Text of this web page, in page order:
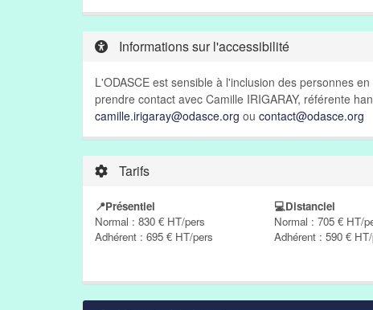
Informations sur l'accessibilité
L'ODASCE est sensible à l'inclusion des personnes
prendre contact avec Camille IRIGARAY, référente
camille.irigaray@odasce.org ou contact@odasce.org
Tarifs
📍Présentiel
💻Distanciel
Normal : 830 € HT/pers
Normal : 705 € HT/
Adhérent : 695 € HT/pers
Adhérent : 590 €